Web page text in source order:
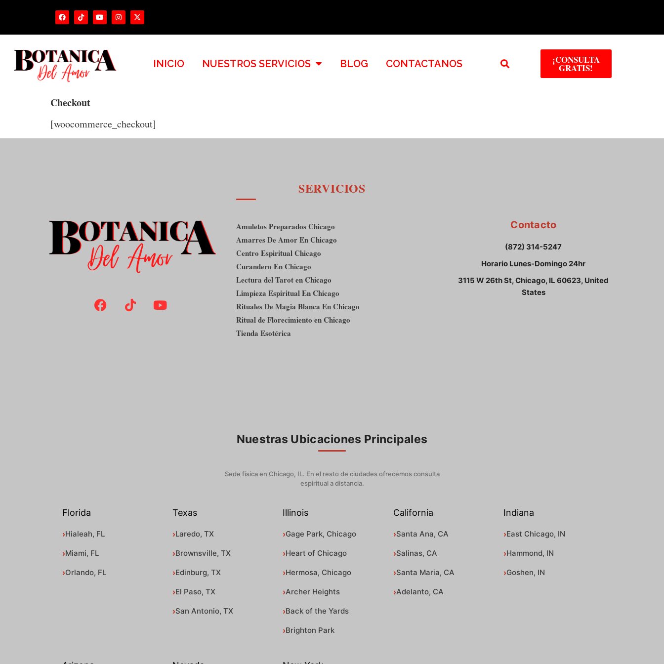
INICIO NUESTROS SERVICIOS BLOG CONTACTANOS ¡CONSULTA
GRATIS!
Checkout
[woocommerce_checkout]
SERVICIOS
Amuletos Preparados Chicago
Amarres De Amor En Chicago
Centro Espiritual Chicago
Curandero En Chicago
Lectura del Tarot en Chicago
Limpieza Espiritual En Chicago
Rituales De Magia Blanca En Chicago
Ritual de Florecimiento en Chicago
Tienda Esotérica
Contacto
(872) 314-5247
Horario Lunes-Domingo 24hr
3115 W 26th St, Chicago, IL 60623, United
States
Nuestras Ubicaciones Principales
Sede física en Chicago, IL. En el resto de ciudades ofrecemos consulta
espiritual a distancia.
Florida
Hialeah, FL
Miami, FL
Orlando, FL
Texas
Laredo, TX
Brownsville, TX
Edinburg, TX
El Paso, TX
San Antonio, TX
Illinois
Gage Park, Chicago
Heart of Chicago
Hermosa, Chicago
Archer Heights
Back of the Yards
Brighton Park
California
Santa Ana, CA
Salinas, CA
Santa Maria, CA
Adelanto, CA
Indiana
East Chicago, IN
Hammond, IN
Goshen, IN